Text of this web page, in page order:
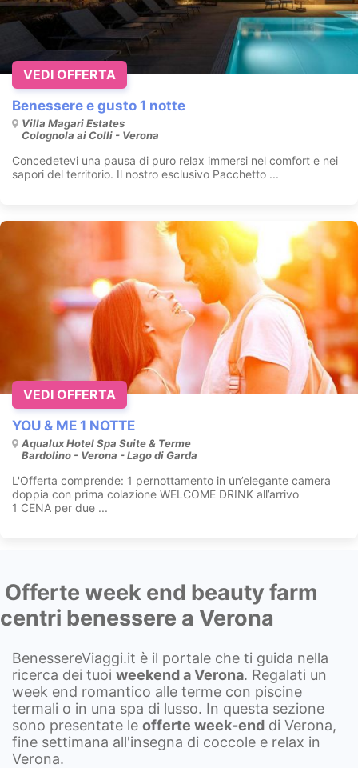
Benessere e gusto 1 notte
Villa Magari Estates
Colognola ai Colli - Verona
Concedetevi una pausa di puro relax immersi nel comfort e nei
sapori del territorio. Il nostro esclusivo Pacchetto ...
VEDI OFFERTA
YOU & ME 1 NOTTE
Aqualux Hotel Spa Suite & Terme
Bardolino - Verona - Lago di Garda
L'Offerta comprende: 1 pernottamento in un’elegante camera
doppia con prima colazione WELCOME DRINK all’arrivo
1 CENA per due ...
VEDI OFFERTA
Offerte week end beauty farm
centri benessere a Verona
BenessereViaggi.it è il portale che ti guida nella
ricerca dei tuoi weekend aVerona. Regalati un
week end romantico alle terme con piscine
termali o in una spa di lusso. In questa sezione
sono presentate le offerte week-end di Verona,
fine settimana all'insegna di coccole e relax in
Verona.